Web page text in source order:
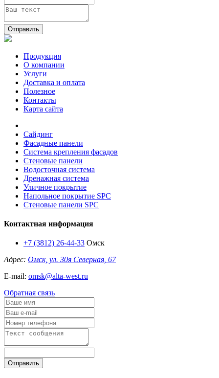
Отправить
Продукция
О компании
Услуги
Доставка и оплата
Полезное
Контакты
Карта сайта
Сайдинг
Фасадные панели
Система крепления фасадов
Стеновые панели
Водосточная система
Дренажная система
Уличное покрытие
Напольное покрытие SPC
Стеновые панели SPC
Контактная информация
+7 (3812) 26-44-33 Омск
Адрес: Омск, ул. 30я Северная, 67
E-mail: omsk@alta-west.ru
Обратная связь
Отправить